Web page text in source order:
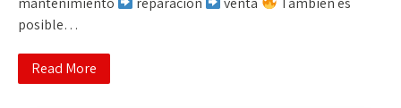
posible…
Read More